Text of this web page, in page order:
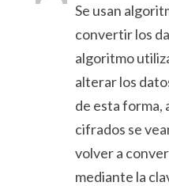
Se usan
convertir los
algoritmo
alterar los
de esta forma,
cifrados se
volver a
mediante la